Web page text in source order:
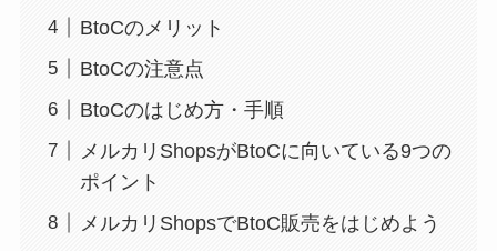
BtoCのメリット
BtoCの注意点
BtoCのはじめ方・手順
メルカリShopsがBtoCに向いている9つの
ポイント
メルカリShopsでBtoC販売をはじめよう